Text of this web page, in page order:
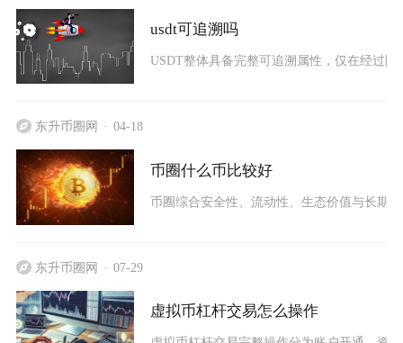
usdt可追溯吗
USDT整体具备完整可追溯属性，仅在经过
东升币圈网 04-18
币圈什么币比较好
币圈综合安全性、流动性、生态价值与长期
东升币圈网 07-29
虚拟币杠杆交易怎么操作